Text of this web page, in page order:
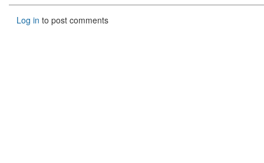
Log in to post comments